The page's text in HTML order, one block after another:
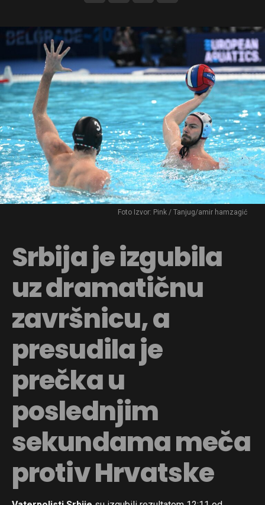
Foto Izvor: Pink / Tanjug/amir hamzagić
Srbija je izgubila
uz dramatičnu
završnicu, a
presudila je
prečka u
poslednjim
sekundama meča
protiv Hrvatske